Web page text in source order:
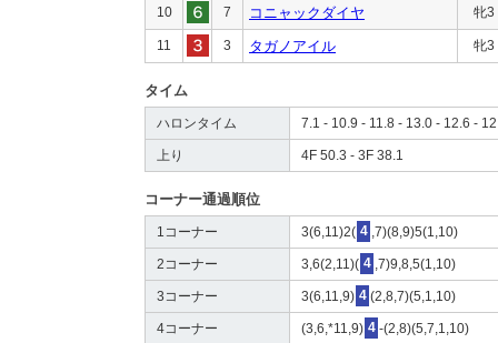
10 7 コニャックダイヤ 牝3
11 3 タガノアイル 牝3
タイム
ハロンタイム 7.1 - 10.9 - 11.8 - 13.0 - 12.6 -
上り 4F 50.3 - 3F 38.1
コーナー通過順位
1コーナー 3(6,11)2( 4 ,7)(8,9)5(1,10)
2コーナー 3,6(2,11)( 4 ,7)9,8,5(1,10)
3コーナー 3(6,11,9) 4 (2,8,7)(5,1,10)
4コーナー (3,6,*11,9) 4 -(2,8)(5,7,1,10)